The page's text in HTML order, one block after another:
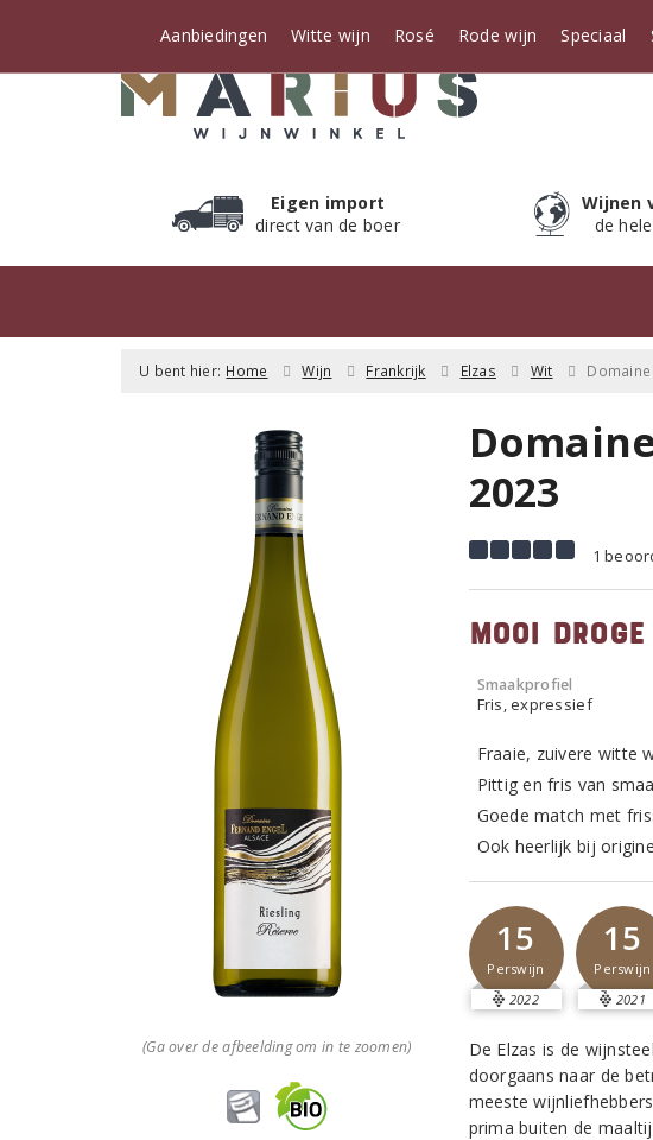
Eigen import
direct van de boer
Wijnen
de
Aanbiedingen Witte wijn Rosé Rode wijn Speciaal
U bent hier: Home Wijn Frankrijk Elzas Wit
(Ga over de afbeelding om in te zoomen)
2023
1
Mooi
Smaakprofiel
Fris, expressief
Fraaie, zuivere witte
Pittig en fris van
Goede match met
Ook heerlijk bij
15
Perswijn
2022
15
Perswijn
2021
De Elzas is de
doorgaans naar de
meeste
prima buiten de